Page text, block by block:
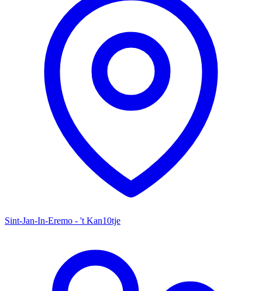
Sint-Jan-In-Eremo - 't Kan10tje